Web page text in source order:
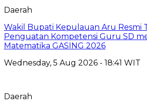
Daerah
Wakil Bupati Kepulauan Aru Resmi
Penguatan Kompetensi Guru SD
Matematika GASING 2026
Wednesday, 5 Aug 2026 - 18:41 WIT
Daerah